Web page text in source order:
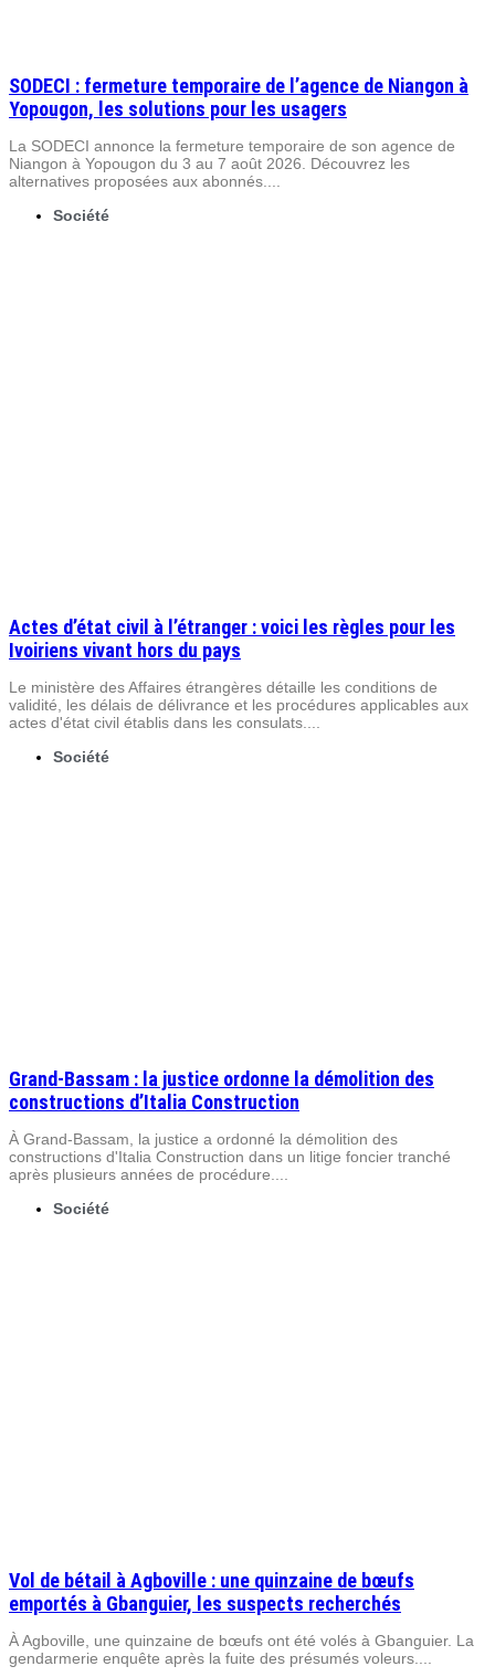
SODECI : fermeture temporaire de l’agence de Niangon à
Yopougon, les solutions pour les usagers
La SODECI annonce la fermeture temporaire de son agence de
Niangon à Yopougon du 3 au 7 août 2026. Découvrez les
alternatives proposées aux abonnés....
Société
Actes d’état civil à l’étranger : voici les règles pour les
Ivoiriens vivant hors du pays
Le ministère des Affaires étrangères détaille les conditions de
validité, les délais de délivrance et les procédures applicables aux
actes d'état civil établis dans les consulats....
Société
Grand-Bassam : la justice ordonne la démolition des
constructions d’Italia Construction
À Grand-Bassam, la justice a ordonné la démolition des
constructions d'Italia Construction dans un litige foncier tranché
après plusieurs années de procédure....
Société
Vol de bétail à Agboville : une quinzaine de bœufs
emportés à Gbanguier, les suspects recherchés
À Agboville, une quinzaine de bœufs ont été volés à Gbanguier. La
gendarmerie enquête après la fuite des présumés voleurs....